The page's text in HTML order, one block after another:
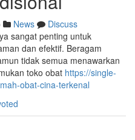
News
Discuss
sangat penting untuk
dan efektif. Beragam
tidak semua menawarkan
toko obat https://single-
obat-cina-terkenal